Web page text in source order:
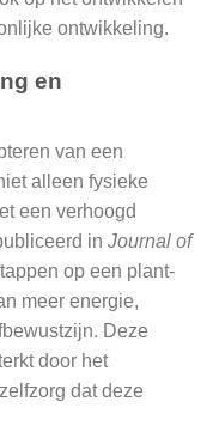
ontwikkeling.
en
van een
alleen fysieke
een verhoogd
in Journal of
op een plant-
meer energie,
Deze
door het
dat deze